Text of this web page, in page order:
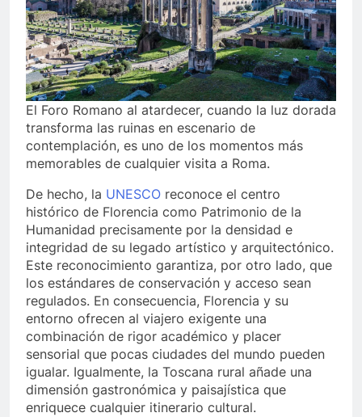
El Foro Romano al atardecer, cuando la luz dorada
transforma las ruinas en escenario de
contemplación, es uno de los momentos más
memorables de cualquier visita a Roma.
De hecho, la UNESCO reconoce el centro
histórico de Florencia como Patrimonio de la
Humanidad precisamente por la densidad e
integridad de su legado artístico y arquitectónico.
Este reconocimiento garantiza, por otro lado, que
los estándares de conservación y acceso sean
regulados. En consecuencia, Florencia y su
entorno ofrecen al viajero exigente una
combinación de rigor académico y placer
sensorial que pocas ciudades del mundo pueden
igualar. Igualmente, la Toscana rural añade una
dimensión gastronómica y paisajística que
enriquece cualquier itinerario cultural.